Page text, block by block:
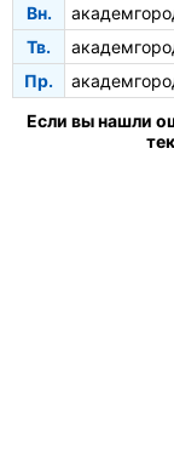
Вн.
Тв.
Пр.
Если вы нашли